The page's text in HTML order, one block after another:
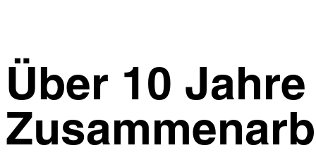
Über 10 Jahre